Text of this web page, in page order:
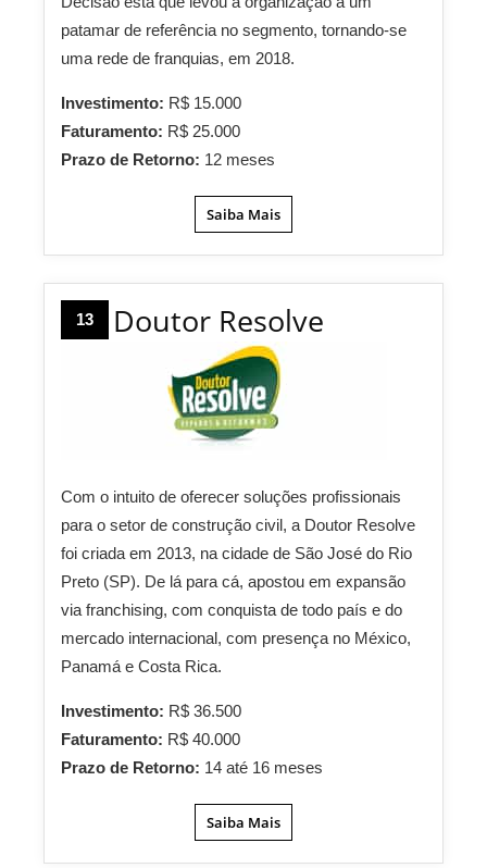
patamar de referência no segmento, tornando-se
uma rede de franquias, em 2018.
Investimento: R$ 15.000
Faturamento: R$ 25.000
Prazo de Retorno: 12 meses
Saiba Mais
13 Doutor Resolve
Com o intuito de oferecer soluções profissionais
para o setor de construção civil, a Doutor Resolve
foi criada em 2013, na cidade de São José do Rio
Preto (SP). De lá para cá, apostou em expansão
via franchising, com conquista de todo país e do
mercado internacional, com presença no México,
Panamá e Costa Rica.
Investimento: R$ 36.500
Faturamento: R$ 40.000
Prazo de Retorno: 14 até 16 meses
Saiba Mais